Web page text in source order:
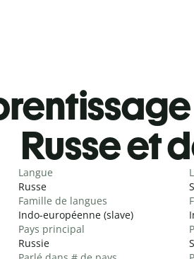
Russe et
Langue
Russe
Famille de langues
Indo-européenne (slave)
Pays principal
Russie